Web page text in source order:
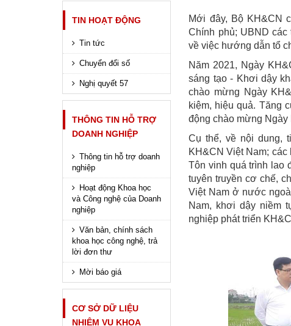
TIN HOẠT ĐỘNG
Tin tức
Chuyển đổi số
Nghị quyết 57
THÔNG TIN HỖ TRỢ
DOANH NGHIỆP
Thông tin hỗ trợ doanh
nghiệp
Hoạt động Khoa học
và Công nghệ của Doanh
nghiệp
Văn bản, chính sách
khoa học công nghệ, trả
lời đơn thư
Mời báo giá
CƠ SỞ DỮ LIỆU
NHIỆM VỤ KHOA
Mới đây, Bộ KH&CN
Chính phủ; UBND
về việc hướng dẫn tổ
Năm 2021, Ngày
sáng tạo - Khơi dậy
chào mừng Ngày
kiệm, hiệu quả. Tăng
động chào mừng
Cụ thể, về nội dung,
KH&CN Việt Nam;
Tôn vinh quá trình lao
tuyên truyền cơ chế,
Việt Nam ở nước
Nam, khơi dậy niềm
nghiệp phát triển